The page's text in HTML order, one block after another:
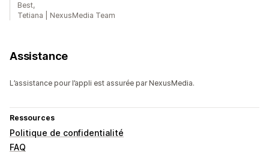
Best,
Tetiana | NexusMedia Team
Assistance
L’assistance pour l’appli est assurée par NexusMedia.
Ressources
Politique de confidentialité
FAQ